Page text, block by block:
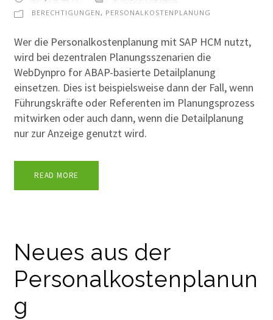
BERECHTIGUNGEN, PERSONALKOSTENPLANUNG
Wer die Personalkostenplanung mit SAP HCM nutzt,
wird bei dezentralen Planungsszenarien die
WebDynpro for ABAP-basierte Detailplanung
einsetzen. Dies ist beispielsweise dann der Fall, wenn
Führungskräfte oder Referenten im Planungsprozess
mitwirken oder auch dann, wenn die Detailplanung
nur zur Anzeige genutzt wird.
READ MORE
Neues aus der
Personalkostenplanun
g